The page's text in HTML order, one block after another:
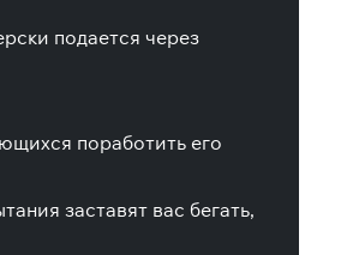
подается через
поработить его
заставят вас бегать,